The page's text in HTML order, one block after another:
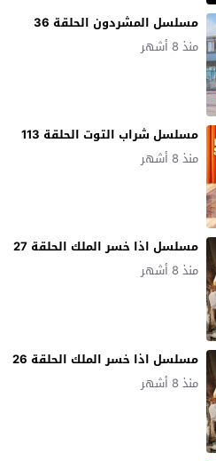
مسلسل المشردون الحلقة 36
منذ 8 أشهر
مسلسل شراب التوت الحلقة 113
منذ 8 أشهر
مسلسل اذا خسر الملك الحلقة 27
منذ 8 أشهر
مسلسل اذا خسر الملك الحلقة 26
منذ 8 أشهر